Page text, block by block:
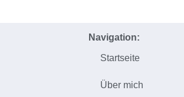
Navigation:
Startseite
Über mich